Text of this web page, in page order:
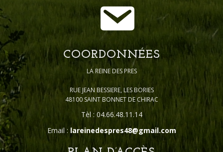
COORDONNÉES
LA REINE DES PRES
RUE JEAN BESSIERE, LES BORIES
48100 SAINT BONNET DE CHIRAC
Tèl : 04.66.48.11.14
Email : lareinedespres48@gmail.com